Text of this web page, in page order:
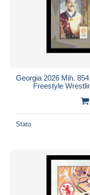
Georgia 2026 Mih.
Freestyle
Stato